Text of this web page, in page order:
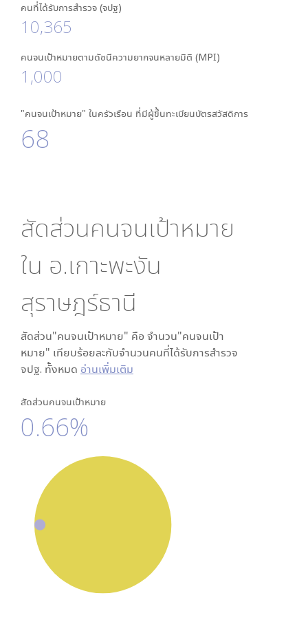
คนที่ได้รับการสำรวจ (จปฐ)
10,365
คนจนเป้าหมายตามดัชนีความยากจนหลายมิติ (MPI)
1,000
"คนจนเป้าหมาย" ในครัวเรือน ที่มีผู้ขึ้นทะเบียนบัตรสวัสดิการ
68
สัดส่วนคนจนเป้าหมาย
ใน อ.เกาะพะงัน
สุราษฎร์ธานี
สัดส่วน"คนจนเป้าหมาย" คือ จำนวน"คนจนเป้า
หมาย" เทียบร้อยละกับจำนวนคนที่ได้รับการสำรวจ
จปฐ. ทั้งหมด อ่านเพิ่มเติม
สัดส่วนคนจนเป้าหมาย
0.66%